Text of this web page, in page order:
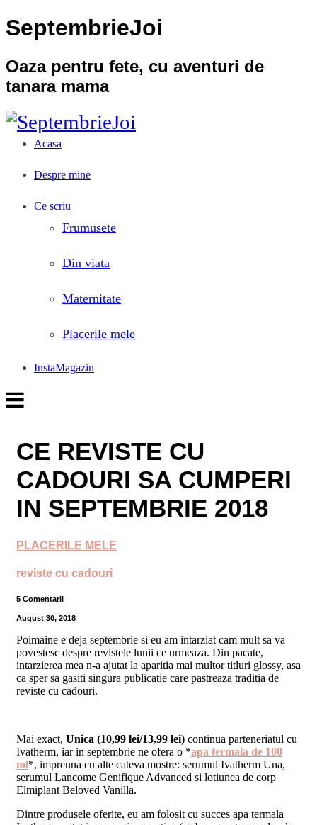
SeptembrieJoi
Oaza pentru fete, cu aventuri de
tanara mama
Acasa
Despre mine
Ce scriu
Frumusete
Din viata
Maternitate
Placerile mele
InstaMagazin
CE REVISTE CU
CADOURI SA CUMPERI
IN SEPTEMBRIE 2018
PLACERILE MELE
reviste cu cadouri
5 Comentarii
August 30, 2018
Poimaine e deja septembrie si eu am intarziat cam mult sa va
povestesc despre revistele lunii ce urmeaza. Din pacate,
intarzierea mea n-a ajutat la aparitia mai multor titluri glossy, asa
ca sper sa gasiti singura publicatie care pastreaza traditia de
reviste cu cadouri.
Mai exact, Unica (10,99 lei/13,99 lei) continua parteneriatul cu
Ivatherm, iar in septembrie ne ofera o *apa termala de 100
ml*, impreuna cu alte cateva mostre: serumul Ivatherm Una,
serumul Lancome Genifique Advanced si lotiunea de corp
Elmiplant Beloved Vanilla.
Dintre produsele oferite, eu am folosit cu succes apa termala